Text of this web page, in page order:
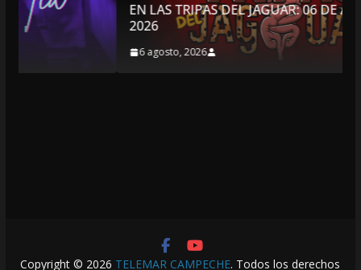
EN LAS TRIPAS DEL JAGUAR: 06 DE AGOSTO DE
2026
6 agosto, 2026
Copyright © 2026 TELEMAR CAMPECHE. Todos los derechos